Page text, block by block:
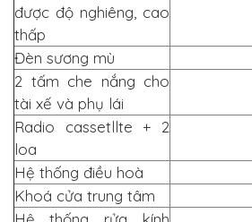
được độ nghiêng, cao
thấp
Đèn sương mù
2 tấm che nắng cho
tài xế và phụ lái
Radio cassetllte + 2
loa
Hệ thống điều hoà
Khoá cửa trung tâm